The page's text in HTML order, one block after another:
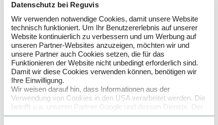
Datenschutz bei Reguvis
Wir verwenden notwendige Cookies, damit unsere Website
technisch funktioniert. Um Ihr Benutzererlebnis auf unserer
Website kontinuierlich zu verbessern und um Werbung auf
unseren Partner-Websites anzuzeigen, möchten wir und
unsere Partner auch Cookies setzen, die für das
Funktionieren der Website nicht unbedingt erforderlich sind.
Damit wir diese Cookies verwenden können, benötigen wir
Ihre Einwilligung.
Wir weisen darauf hin, dass Informationen aus der
Verwendung von Cookies in den USA verarbeitet werden. Die
betrifft u.a. unseren Partner Google und dessen Dienste. Der
Schutz von personenbezogenen Daten in den USA entspricht
Ansprechpartner: Adam Korus
Tel.:+49 (0) 2473 93137 0
Fax:+49 (0) 2473 93137 20
E-Mail:ako@huebner-aachen.com
Webseite